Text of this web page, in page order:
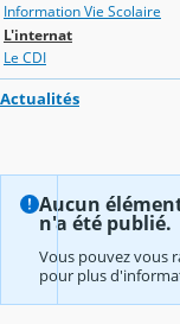
Information Vie Scolaire
L'internat
Le CDI
Actualités
Aucun
n'a été publié.
Vous pouvez vous
pour plus